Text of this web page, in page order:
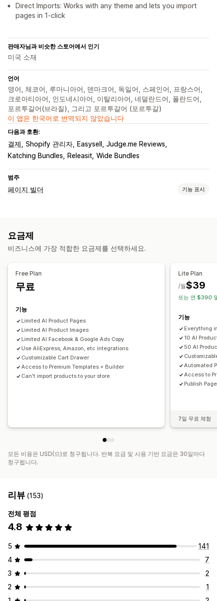
Direct Imports: Works with any theme and lets you import
pages in 1-click
판매자님과 비슷한 스토어에서 인기
미국 소재
언어
영어, 체코어, 루마니아어, 덴마크어, 독일어, 스페인어, 프랑스어,
크로아티아어, 인도네시아어, 이탈리아어, 네덜란드어, 폴란드어,
포르투갈어(브라질), 그리고 포르투갈어 (포르투갈)
이 앱은 한국어로 번역되지 않았습니다
다음과 호환:
결제 Shopify 관리자 Easysell
Judge.me Reviews
Katching Bundles
Releasit Wide Bundles
범주
페이지 빌더 기능 표시
카트 페이지
요금제 페이지 테마 섹션 사용자 지정 페이지
편집기 도구
페이지 초안
페이지 버전
모바일 반응형
요금제
비즈니스에 가장 적합한 요금제를 선택하세요.
Free Plan
무료
기능
Limited Al Product Pages
Limited AI Product Images
Limited AI Facebook & Google Ads Copy
Use AliExpress, Amazon, etc integrations
Customizable Cart Drawer
Access to Premium Templates + Builder
Can't import products to your store
Lite Plan
$39
/월
또는 연 $390
기능
Everything
10 Al
50 AI
Automated
Access to
Publish
7일 무료 체험
모든 비용은 USD(으)로 청구됩니다. 반복 요금 및 사용 기반 요금은 30일마다
청구됩니다.
리뷰 (153)
전체 평점
4.8
5
141
4
7
3
2
2
1